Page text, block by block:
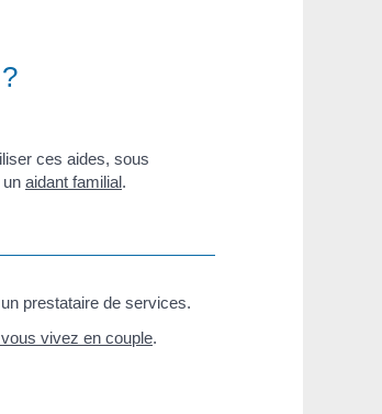
ces aides, sous
aidant familial.
prestataire de services.
vivez en couple.